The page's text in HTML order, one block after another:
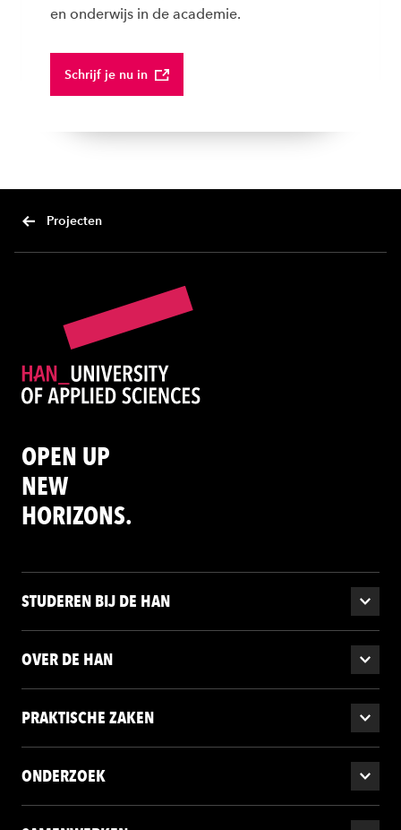
en onderwijs in de academie.
Schrijf je nu in
Projecten
OPEN UP
NEW
HORIZONS.
STUDEREN BIJ DE HAN
OVER DE HAN
PRAKTISCHE ZAKEN
ONDERZOEK